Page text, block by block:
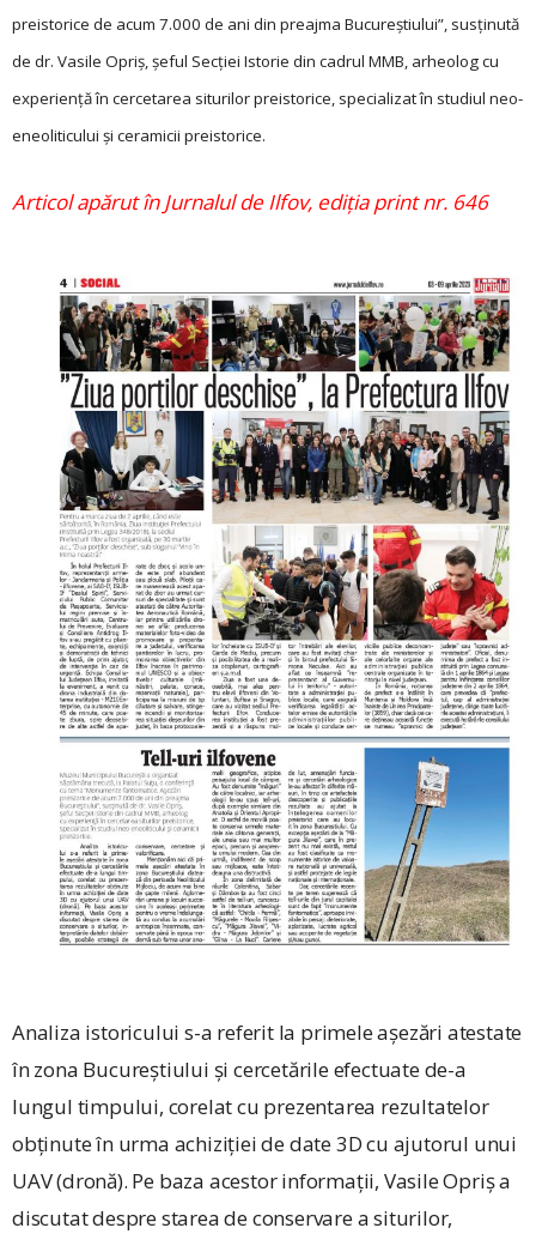
preistorice de acum 7.000 de ani din preajma Bucureștiului”, susținută
de dr. Vasile Opriș, șeful Secției Istorie din cadrul MMB, arheolog cu
experiență în cercetarea siturilor preistorice, specializat în studiul neo-
eneoliticului și ceramicii preistorice.
Articol apărut în Jurnalul de Ilfov, ediția print nr. 646
Analiza istoricului s-a referit la primele așezări atestate
în zona Bucureștiului și cercetările efectuate de-a
lungul timpului, corelat cu prezentarea rezultatelor
obținute în urma achiziției de date 3D cu ajutorul unui
UAV (dronă). Pe baza acestor informații, Vasile Opriș a
discutat despre starea de conservare a siturilor,